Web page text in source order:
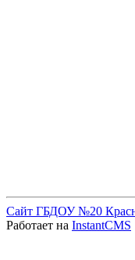
Сайт ГБДОУ №20
Работает на InstantCMS